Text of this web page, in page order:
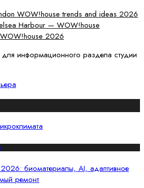
WOW!house trends and ideas 2026
Harbour — WOW!house
2026
для информационного раздела студии